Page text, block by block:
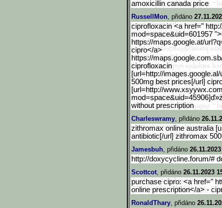
amoxicillin canada price
RussellMon, přidáno
ciprofloxacin <a href="
mod=space&uid=601957
https://maps.google.at/
cipro</a>
https://maps.google.com.s
ciprofloxacin
[url=http://images.google.al/
500mg best prices[/url]
[url=http://
without prescription
Charleswramy, přidáno
zithromax online australia
antibiotic[/url] zithromax
Jamesbuh, přidáno
http://doxycycline.forum/#
Scottcot, přidáno 26.11.2023
purchase cipro: <a href="
online prescription</a> -
RonaldThary, přidáno